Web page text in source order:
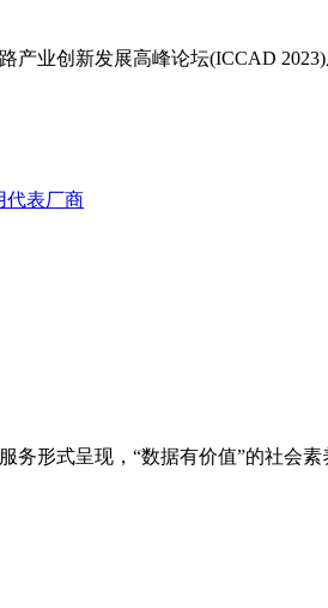
产业创新发展高峰论坛(ICCAD
代表厂商
务形式呈现，“数据有价值”的社